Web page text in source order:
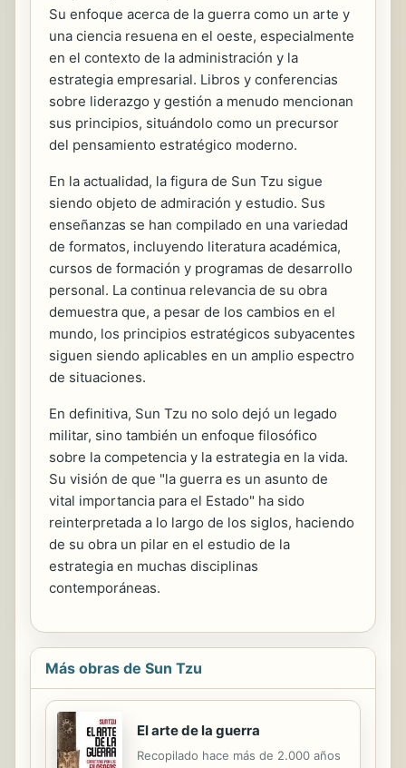
Su enfoque acerca de la guerra como un arte y
una ciencia resuena en el oeste, especialmente
en el contexto de la administración y la
estrategia empresarial. Libros y conferencias
sobre liderazgo y gestión a menudo mencionan
sus principios, situándolo como un precursor
del pensamiento estratégico moderno.
En la actualidad, la figura de Sun Tzu sigue
siendo objeto de admiración y estudio. Sus
enseñanzas se han compilado en una variedad
de formatos, incluyendo literatura académica,
cursos de formación y programas de desarrollo
personal. La continua relevancia de su obra
demuestra que, a pesar de los cambios en el
mundo, los principios estratégicos subyacentes
siguen siendo aplicables en un amplio espectro
de situaciones.
En definitiva, Sun Tzu no solo dejó un legado
militar, sino también un enfoque filosófico
sobre la competencia y la estrategia en la vida.
Su visión de que "la guerra es un asunto de
vital importancia para el Estado" ha sido
reinterpretada a lo largo de los siglos, haciendo
de su obra un pilar en el estudio de la
estrategia en muchas disciplinas
contemporáneas.
Más obras de Sun Tzu
El arte de la guerra
Recopilado hace más de 2.000 años